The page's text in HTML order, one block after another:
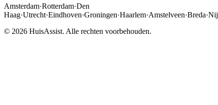
Amsterdam·Rotterdam·Den
Haag·Utrecht·Eindhoven·Groningen·Haarlem·Amstelveen·Breda·
© 2026 HuisAssist. Alle rechten voorbehouden.